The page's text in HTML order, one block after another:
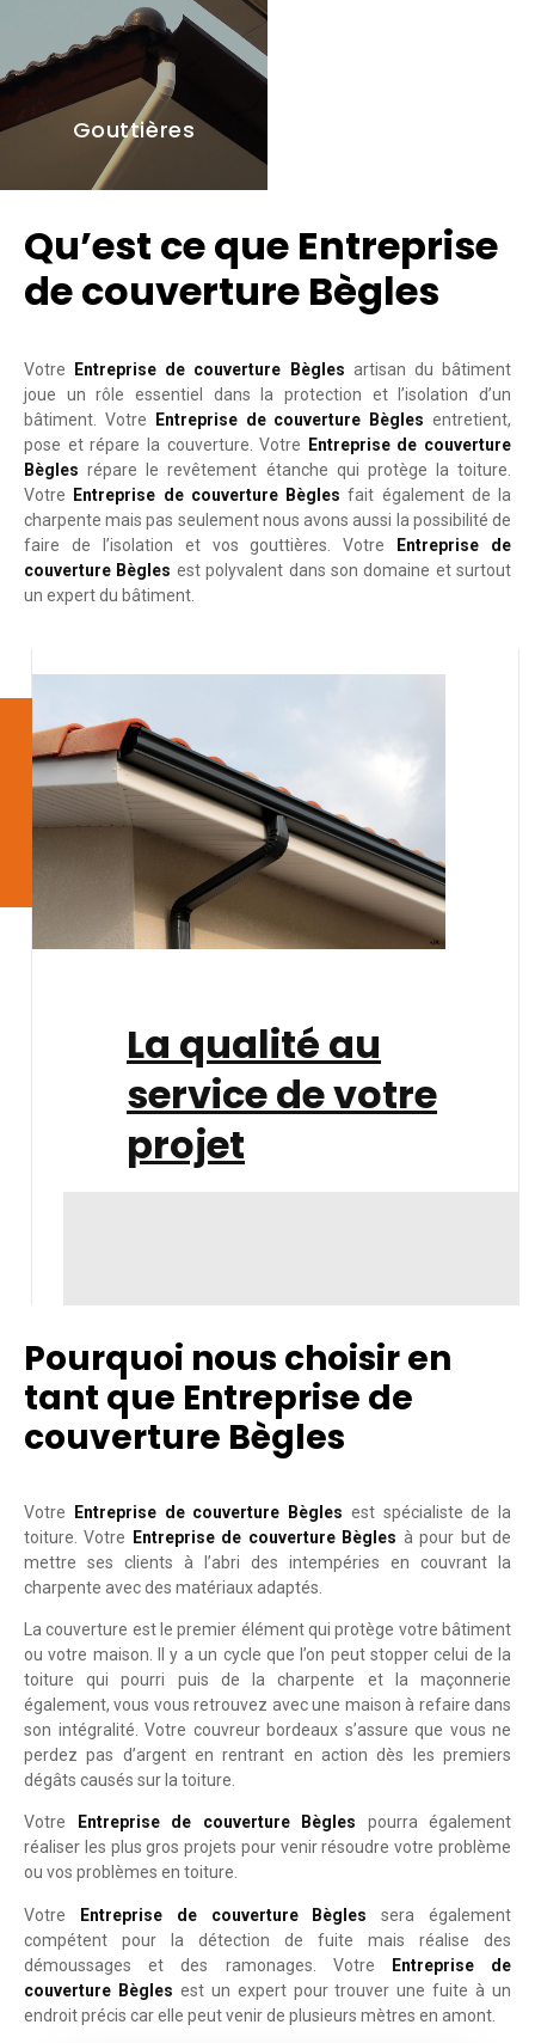
Gouttières
Qu’est ce que Entreprise
de couverture Bègles
Votre Entreprise de couverture Bègles artisan du bâtiment
joue un rôle essentiel dans la protection et l’isolation d’un
bâtiment. Votre Entreprise de couverture Bègles entretient,
pose et répare la couverture. Votre Entreprise de couverture
Bègles répare le revêtement étanche qui protège la toiture.
Votre Entreprise de couverture Bègles fait également de la
charpente mais pas seulement nous avons aussi la possibilité de
faire de l’isolation et vos gouttières. Votre Entreprise de
couverture Bègles est polyvalent dans son domaine et surtout
un expert du bâtiment.
La qualité au
service de votre
projet
Pourquoi nous choisir en
tant que Entreprise de
couverture Bègles
Votre Entreprise de couverture Bègles est spécialiste de la
toiture. Votre
Entreprise de couverture Bègles à pour but de
mettre ses clients à l’abri des intempéries en couvrant la
charpente avec des matériaux adaptés.
La couverture est le premier élément qui protège votre bâtiment
ou votre maison. Il y a un cycle que l’on peut stopper celui de la
toiture qui pourri puis de la charpente et la maçonnerie
également, vous vous retrouvez avec une maison à refaire dans
son intégralité. Votre couvreur bordeaux s’assure que vous ne
perdez pas d’argent en rentrant en action dès les premiers
dégâts causés sur la toiture.
Votre Entreprise de couverture Bègles pourra également
réaliser les plus gros projets pour venir résoudre votre problème
ou vos problèmes en toiture.
Votre Entreprise de couverture Bègles sera également
compétent pour la détection de fuite mais réalise des
démoussages et des ramonages. Votre
Entreprise de
couverture Bègles est un expert pour trouver une fuite à un
endroit précis car elle peut venir de plusieurs mètres en amont.